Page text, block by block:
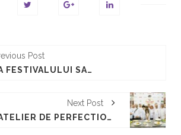
Post
CINA FESTIVALULUI SARBATOAREA GUSTULUI 2016
Next Post
ATELIER DE PERFECTIONARE MASTER CLASS CU JACQUES HENRIO – ZIUA 2